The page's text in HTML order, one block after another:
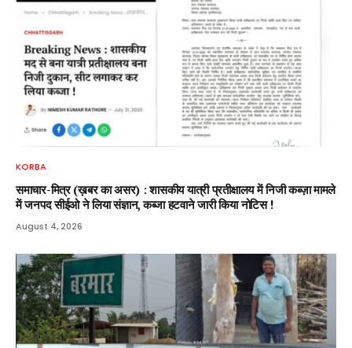
KORBA
समाचार-मित्र (ख़बर का असर) : शासकीय यात्री प्रतीक्षालय में निजी कब्ज़ा मामले
में जनपद सीईओ ने लिया संज्ञान, कब्जा हटवाने जारी किया नोटिस !
August 4, 2026